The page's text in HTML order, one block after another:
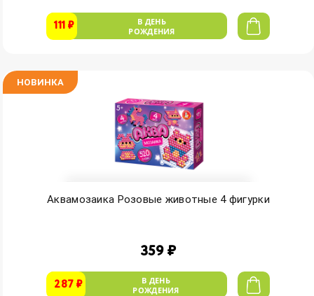
111 ₽
В ДЕНЬ
РОЖДЕНИЯ
НОВИНКА
Аквамозаика Розовые животные 4 фигурки
359 ₽
287 ₽
В ДЕНЬ
РОЖДЕНИЯ